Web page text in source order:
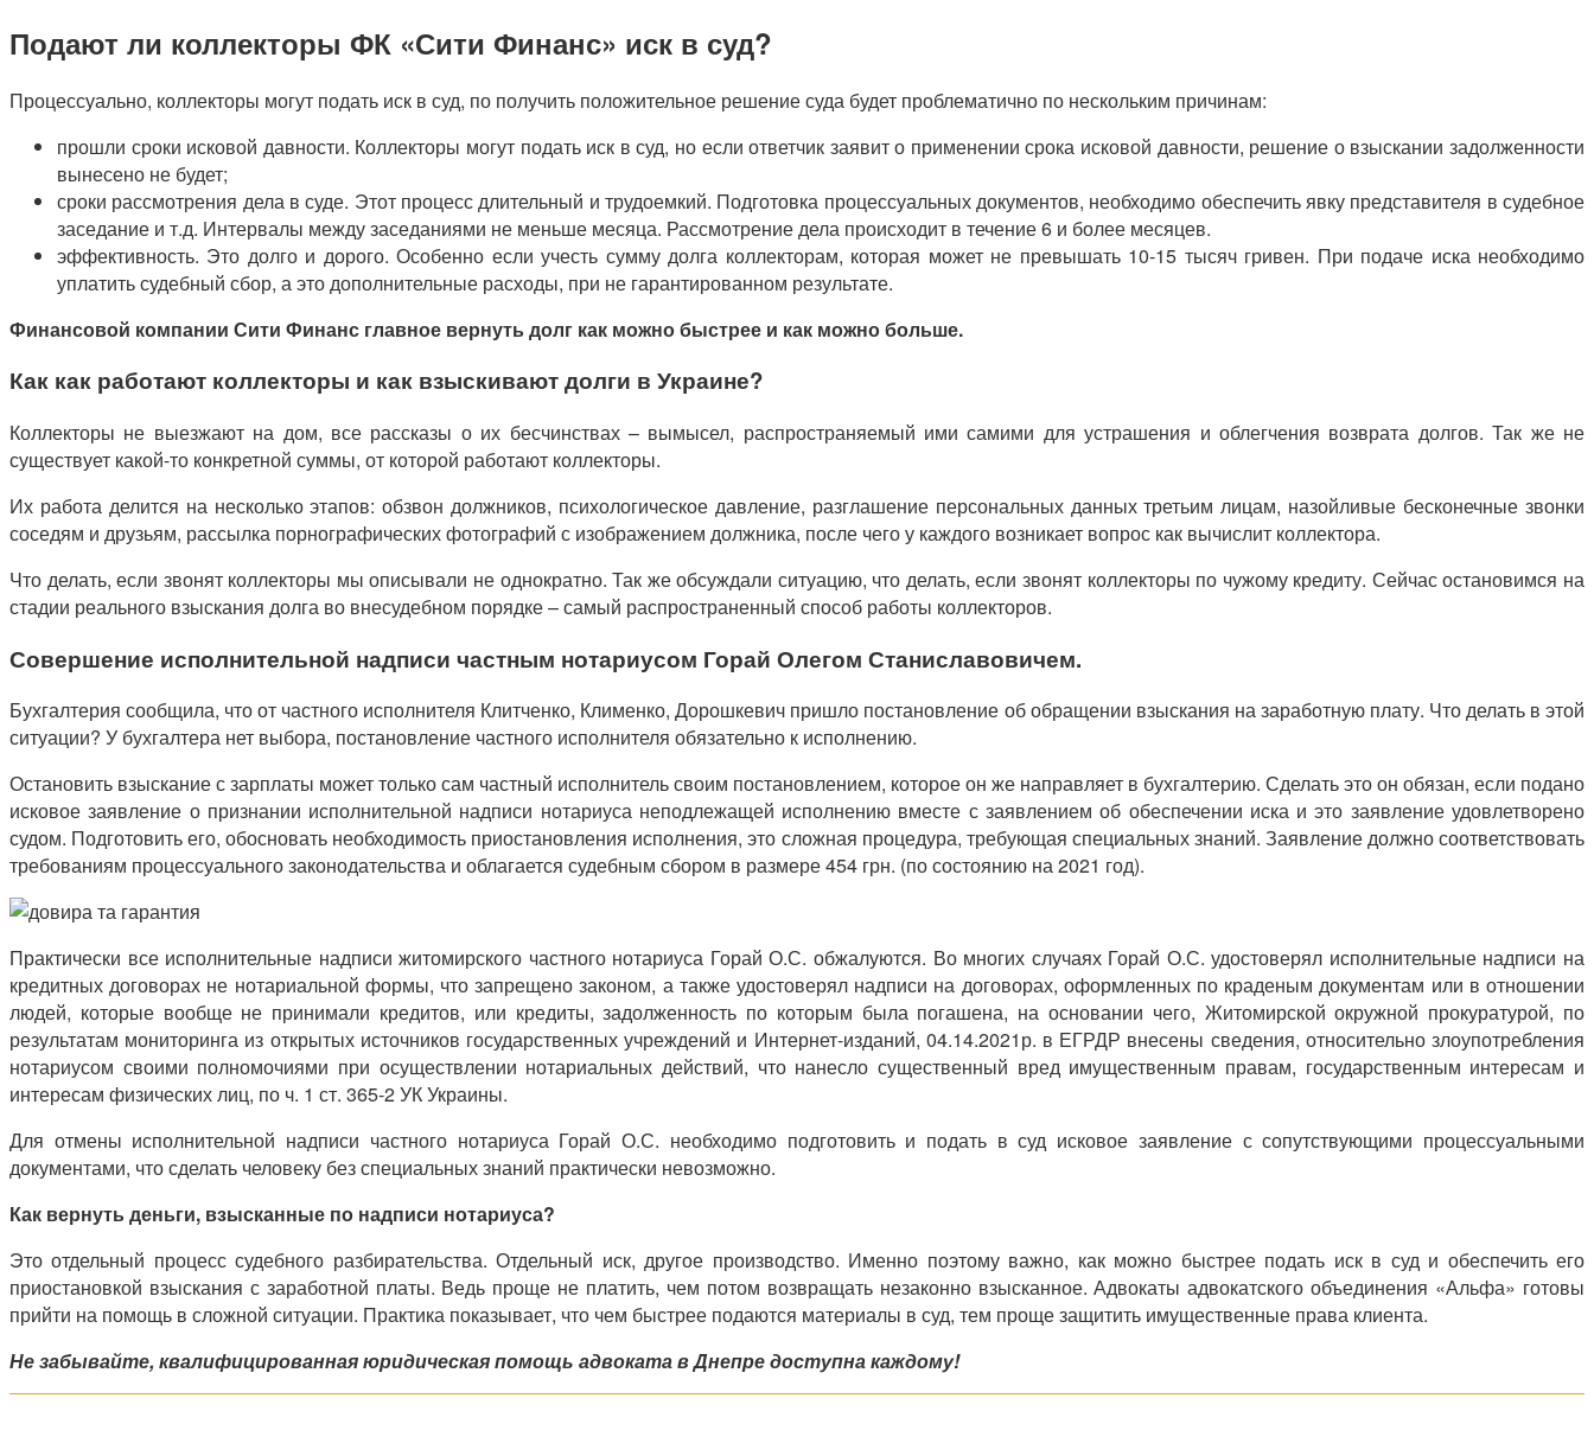
Подают ли коллекторы ФК «Сити Финанс» иск в суд?
Процессуально, коллекторы могут подать иск в суд, по получить положительное решение суда будет проблематично по нескольким причинам:
прошли сроки исковой давности. Коллекторы могут подать иск в суд, но если ответчик заявит о применении срока исковой давности, решение о взыскании задолженности
вынесено не будет;
сроки рассмотрения дела в суде. Этот процесс длительный и трудоемкий. Подготовка процессуальных документов, необходимо обеспечить явку представителя в судебное
заседание и т.д. Интервалы между заседаниями не меньше месяца. Рассмотрение дела происходит в течение 6 и более месяцев.
эффективность. Это долго и дорого. Особенно если учесть сумму долга коллекторам, которая может не превышать 10-15 тысяч гривен. При подаче иска необходимо
уплатить судебный сбор, а это дополнительные расходы, при не гарантированном результате.
Финансовой компании Сити Финанс главное вернуть долг как можно быстрее и как можно больше.
Как как работают коллекторы и как взыскивают долги в Украине?
Коллекторы не выезжают на дом, все рассказы о их бесчинствах – вымысел, распространяемый ими самими для устрашения и облегчения возврата долгов. Так же не
существует какой-то конкретной суммы, от которой работают коллекторы.
Их работа делится на несколько этапов: обзвон должников, психологическое давление, разглашение персональных данных третьим лицам, назойливые бесконечные звонки
соседям и друзьям, рассылка порнографических фотографий с изображением должника, после чего у каждого возникает вопрос как вычислит коллектора.
Что делать, если звонят коллекторы мы описывали не однократно. Так же обсуждали ситуацию, что делать, если звонят коллекторы по чужому кредиту. Сейчас остановимся на
стадии реального взыскания долга во внесудебном порядке – самый распространенный способ работы коллекторов.
Совершение исполнительной надписи частным нотариусом Горай Олегом Станиславовичем.
Бухгалтерия сообщила, что от частного исполнителя Клитченко, Клименко, Дорошкевич пришло постановление об обращении взыскания на заработную плату. Что делать в этой
ситуации? У бухгалтера нет выбора, постановление частного исполнителя обязательно к исполнению.
Остановить взыскание с зарплаты может только сам частный исполнитель своим постановлением, которое он же направляет в бухгалтерию. Сделать это он обязан, если подано
исковое заявление о признании исполнительной надписи нотариуса неподлежащей исполнению вместе с заявлением об обеспечении иска и это заявление удовлетворено
судом. Подготовить его, обосновать необходимость приостановления исполнения, это сложная процедура, требующая специальных знаний. Заявление должно соответствовать
требованиям процессуального законодательства и облагается судебным сбором в размере 454 грн. (по состоянию на 2021 год).
Практически все исполнительные надписи житомирского частного нотариуса Горай О.С. обжалуются. Во многих случаях Горай О.С. удостоверял исполнительные надписи на
кредитных договорах не нотариальной формы, что запрещено законом, а также удостоверял надписи на договорах, оформленных по краденым документам или в отношении
людей, которые вообще не принимали кредитов, или кредиты, задолженность по которым была погашена, на основании чего, Житомирской окружной прокуратурой, по
результатам мониторинга из открытых источников государственных учреждений и Интернет-изданий, 04.14.2021р. в ЕГРДР внесены сведения, относительно злоупотребления
нотариусом своими полномочиями при осуществлении нотариальных действий, что нанесло существенный вред имущественным правам, государственным интересам и
интересам физических лиц, по ч. 1 ст. 365-2 УК Украины.
Для отмены исполнительной надписи частного нотариуса Горай О.С. необходимо подготовить и подать в суд исковое заявление с сопутствующими процессуальными
документами, что сделать человеку без специальных знаний практически невозможно.
Как вернуть деньги, взысканные по надписи нотариуса?
Это отдельный процесс судебного разбирательства. Отдельный иск, другое производство. Именно поэтому важно, как можно быстрее подать иск в суд и обеспечить его
приостановкой взыскания с заработной платы. Ведь проще не платить, чем потом возвращать незаконно взысканное. Адвокаты адвокатского объединения «Альфа» готовы
прийти на помощь в сложной ситуации. Практика показывает, что чем быстрее подаются материалы в суд, тем проще защитить имущественные права клиента.
Не забывайте, квалифицированная юридическая помощь адвоката в Днепре доступна каждому!